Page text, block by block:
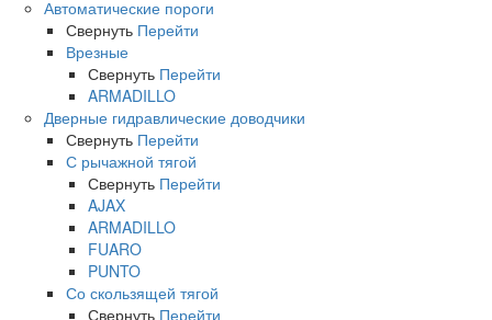
Автоматические пороги
Свернуть Перейти
Врезные
Свернуть Перейти
ARMADILLO
Дверные гидравлические доводчики
Свернуть Перейти
С рычажной тягой
Свернуть Перейти
AJAX
ARMADILLO
FUARO
PUNTO
Со скользящей тягой
Свернуть Перейти